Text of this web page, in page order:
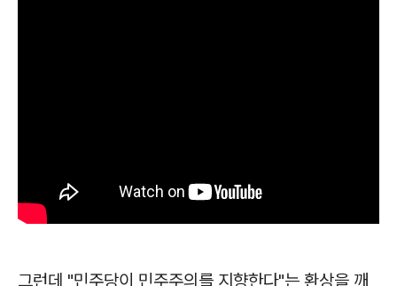
그런데 "민주당이 민주주의를 지향한다"는 환상을 깨